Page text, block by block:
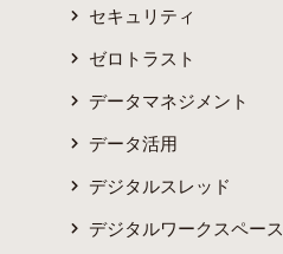
セキュリティ
ゼロトラスト
データマネジメント
データ活用
デジタルスレッド
デジタルワークスペース